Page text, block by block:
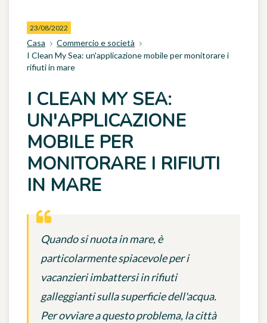
23/08/2022
Casa
Commercio e società
I Clean My Sea: un'applicazione mobile per monitorare i
rifiuti in mare
I CLEAN MY SEA:
UN'APPLICAZIONE
MOBILE PER
MONITORARE I RIFIUTI
IN MARE
Quando si nuota in mare, è
particolarmente spiacevole per i
vacanzieri imbattersi in rifiuti
galleggianti sulla superficie dell'acqua.
Per ovviare a questo problema, la città